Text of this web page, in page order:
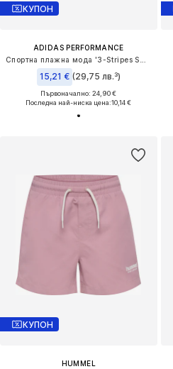
КУПОН
ADIDAS PERFORMANCE
15,21 € (29,75 лв.³)
Първоначално: 24,90 €
Последна най-ниска цена:10,14 €
КУПОН
HUMMEL